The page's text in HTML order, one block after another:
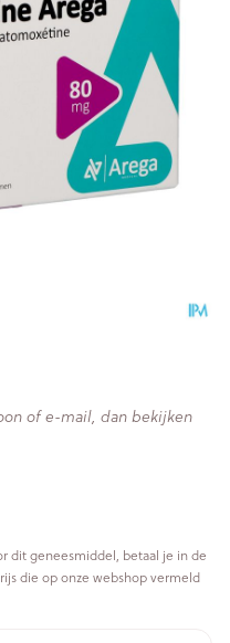
dit geneesmiddel, betaal je in de
die op onze webshop vermeld
of e-mail, dan bekijken